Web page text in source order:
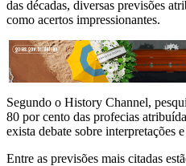
das décadas, diversas previsões
como acertos impressionantes.
Segundo o History Channel,
80 por cento das profecias
exista debate sobre interpretações
Entre as previsões mais citadas